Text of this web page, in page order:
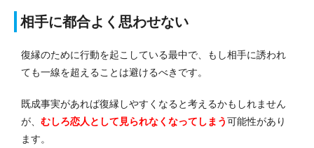
相手に都合よく思わせない
復縁のために行動を起こしている最中で、もし相手に誘われ
ても一線を超えることは避けるべきです。
既成事実があれば復縁しやすくなると考えるかもしれません
が、 むしろ恋人として見られなくなってしまう可能性があり
ます。